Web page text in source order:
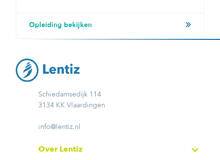
Opleiding bekijken
Schiedamsedijk 114
3134 KK Vlaardingen
info@lentiz.nl
Over Lentiz